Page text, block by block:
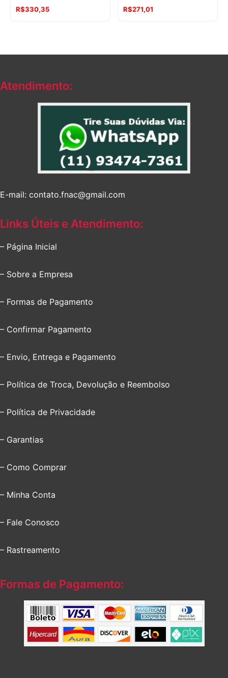
R$330,35
R$271,01
Atendimento:
E-mail: contato.fnac@gmail.com
Links Úteis e Atendimento:
– Página Inicial
– Sobre a Empresa
– Formas de Pagamento
– Confirmar Pagamento
– Envio, Entrega e Pagamento
– Política de Troca, Devolução e Reembolso
– Política de Privacidade
– Garantias
– Como Comprar
– Minha Conta
– Fale Conosco
– Rastreamento
Formas de Pagamento: